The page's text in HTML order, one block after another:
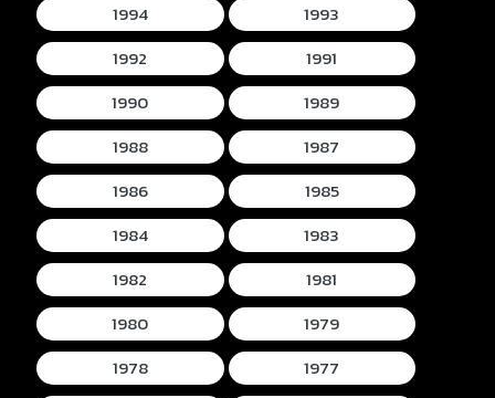
1994
1993
1992
1991
1990
1989
1988
1987
1986
1985
1984
1983
1982
1981
1980
1979
1978
1977